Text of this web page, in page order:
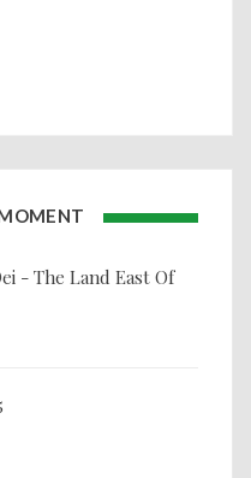
- The Land East Of